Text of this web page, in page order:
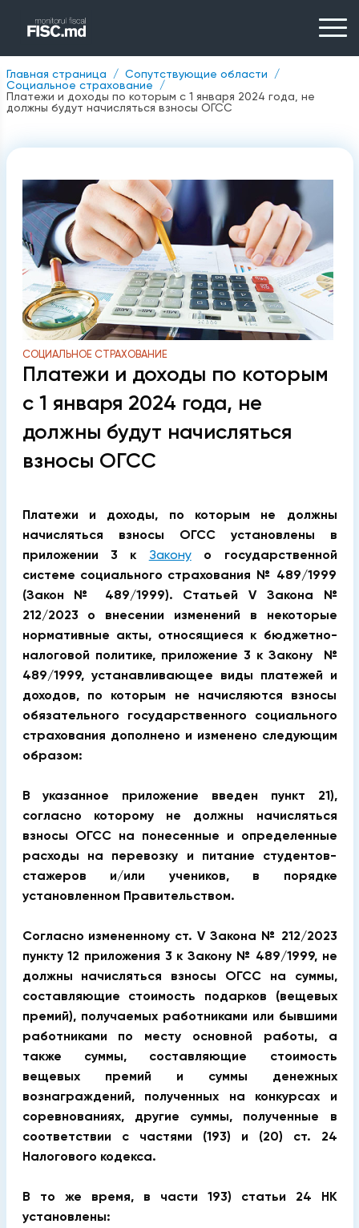
Главная страница
Сопутствующие области
Социальное страхование
Платежи и доходы по которым с 1 января 2024 года, не
должны будут начисляться взносы ОГСС
СОЦИАЛЬНОЕ СТРАХОВАНИЕ
Платежи и доходы по которым
с 1 января 2024 года, не
должны будут начисляться
взносы ОГСС
Платежи и доходы, по которым не должны
начисляться взносы ОГСС установлены в
приложении 3 к Законуо государственной
системе социального страхования № 489/1999
(Закон № 489/1999). Статьей V Закона №
212/2023 о внесении изменений в некоторые
нормативные акты, относящиеся к бюджетно-
налоговой политике, приложение 3 к Закону №
489/1999, устанавливающее виды платежей и
доходов, по которым не начисляются взносы
обязательного государственного социального
страхования дополнено и изменено следующим
образом:
В указанное приложение введен пункт 21),
согласно которому не должны начисляться
взносы ОГСС на понесенные и определенные
расходы на перевозку и питание студентов-
стажеров и/или учеников, в порядке
установленном Правительством.
Согласно измененному ст. V Закона № 212/2023
пункту 12 приложения 3 к Закону № 489/1999, не
должны начисляться взносы ОГСС на суммы,
составляющие стоимость подарков (вещевых
премий), получаемых работниками или бывшими
работниками по месту основной работы, а
также суммы, составляющие стоимость
вещевых премий и суммы денежных
вознаграждений, полученных на конкурсах и
соревнованиях, другие суммы, полученные в
соответствии с частями (193) и (20) ст. 24
Налогового кодекса.
В то же время, в части 193) статьи 24 НK
установлены: